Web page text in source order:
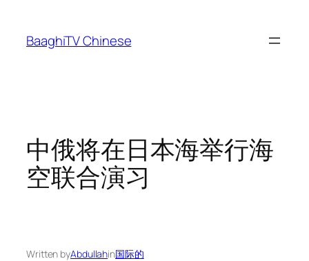
content
BaaghiTV Chinese
中俄将在日本海举行海
空联合演习
Written byAbdullahin国际的